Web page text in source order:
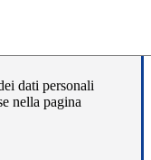
dati personali
nella pagina